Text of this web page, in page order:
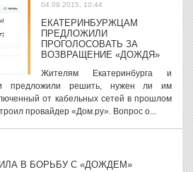
04.09.2015, 10:44
ЕКАТЕРИНБУРЖЦАМ
ПРЕДЛОЖИЛИ
ПРОГОЛОСОВАТЬ ЗА
ВОЗВРАЩЕНИЕ «ДОЖДЯ»
Жителям Екатеринбурга и
предложили решить, нужен ли им
от кабельных сетей в прошлом
провайдер «Дом.ру». Вопрос о...
В БОРЬБУ С «ДОЖДЕМ»